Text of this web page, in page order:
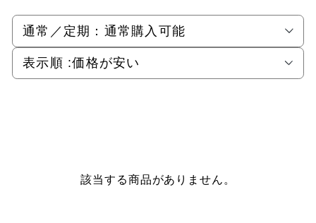
通常／定期： 通常購入可能
表示順 :価格が安い
該当する商品がありません。